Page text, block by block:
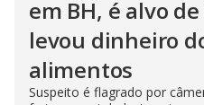
em BH, é alvo
levou dinheiro
alimentos
Suspeito é flagrado por